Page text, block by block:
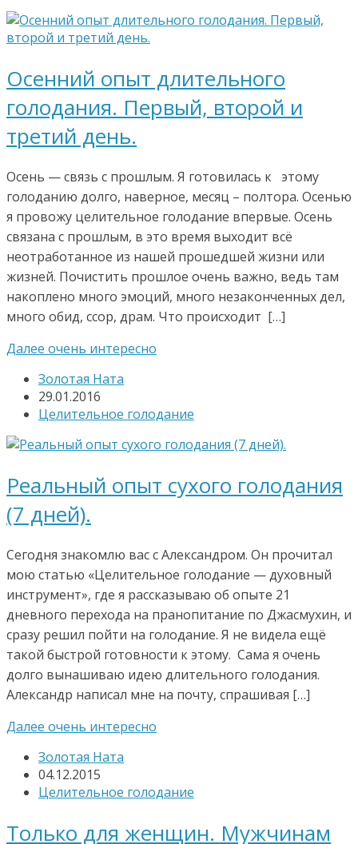
Осенний опыт длительного
голодания. Первый, второй и
третий день.
Осень — связь с прошлым. Я готовилась к этому
голоданию долго, наверное, месяц – полтора. Осенью
я провожу целительное голодание впервые. Осень
связана с прошлым, в это время выходит всё
неотработанное из нашей прошедшей жизни или
жизней. Почистить прошлое очень важно, ведь там
накоплено много эмоций, много незаконченных дел,
много обид, ссор, драм. Что происходит […]
Далее очень интересно
Золотая Ната
29.01.2016
Целительное голодание
Реальный опыт сухого голодания
(7 дней).
Сегодня знакомлю вас с Александром. Он прочитал
мою статью «Целительное голодание — духовный
инструмент», где я рассказываю об опыте 21
дневного перехода на пранопитание по Джасмухин, и
сразу решил пойти на голодание. Я не видела ещё
такой быстрой готовности к этому. Сама я очень
долго вынашиваю идею длительного голодания.
Александр написал мне на почту, спрашивая […]
Далее очень интересно
Золотая Ната
04.12.2015
Целительное голодание
Только для женщин. Мужчинам